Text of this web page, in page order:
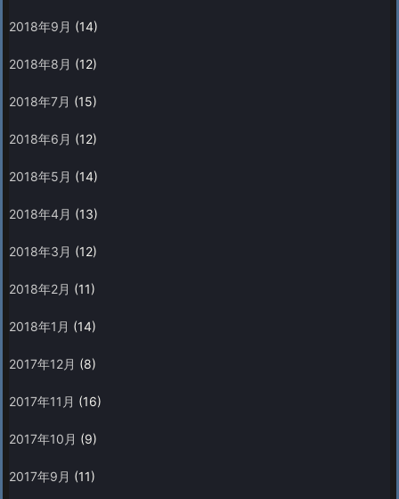
2018年9月 (14)
2018年8月 (12)
2018年7月 (15)
2018年6月 (12)
2018年5月 (14)
2018年4月 (13)
2018年3月 (12)
2018年2月 (11)
2018年1月 (14)
2017年12月 (8)
2017年11月 (16)
2017年10月 (9)
2017年9月 (11)